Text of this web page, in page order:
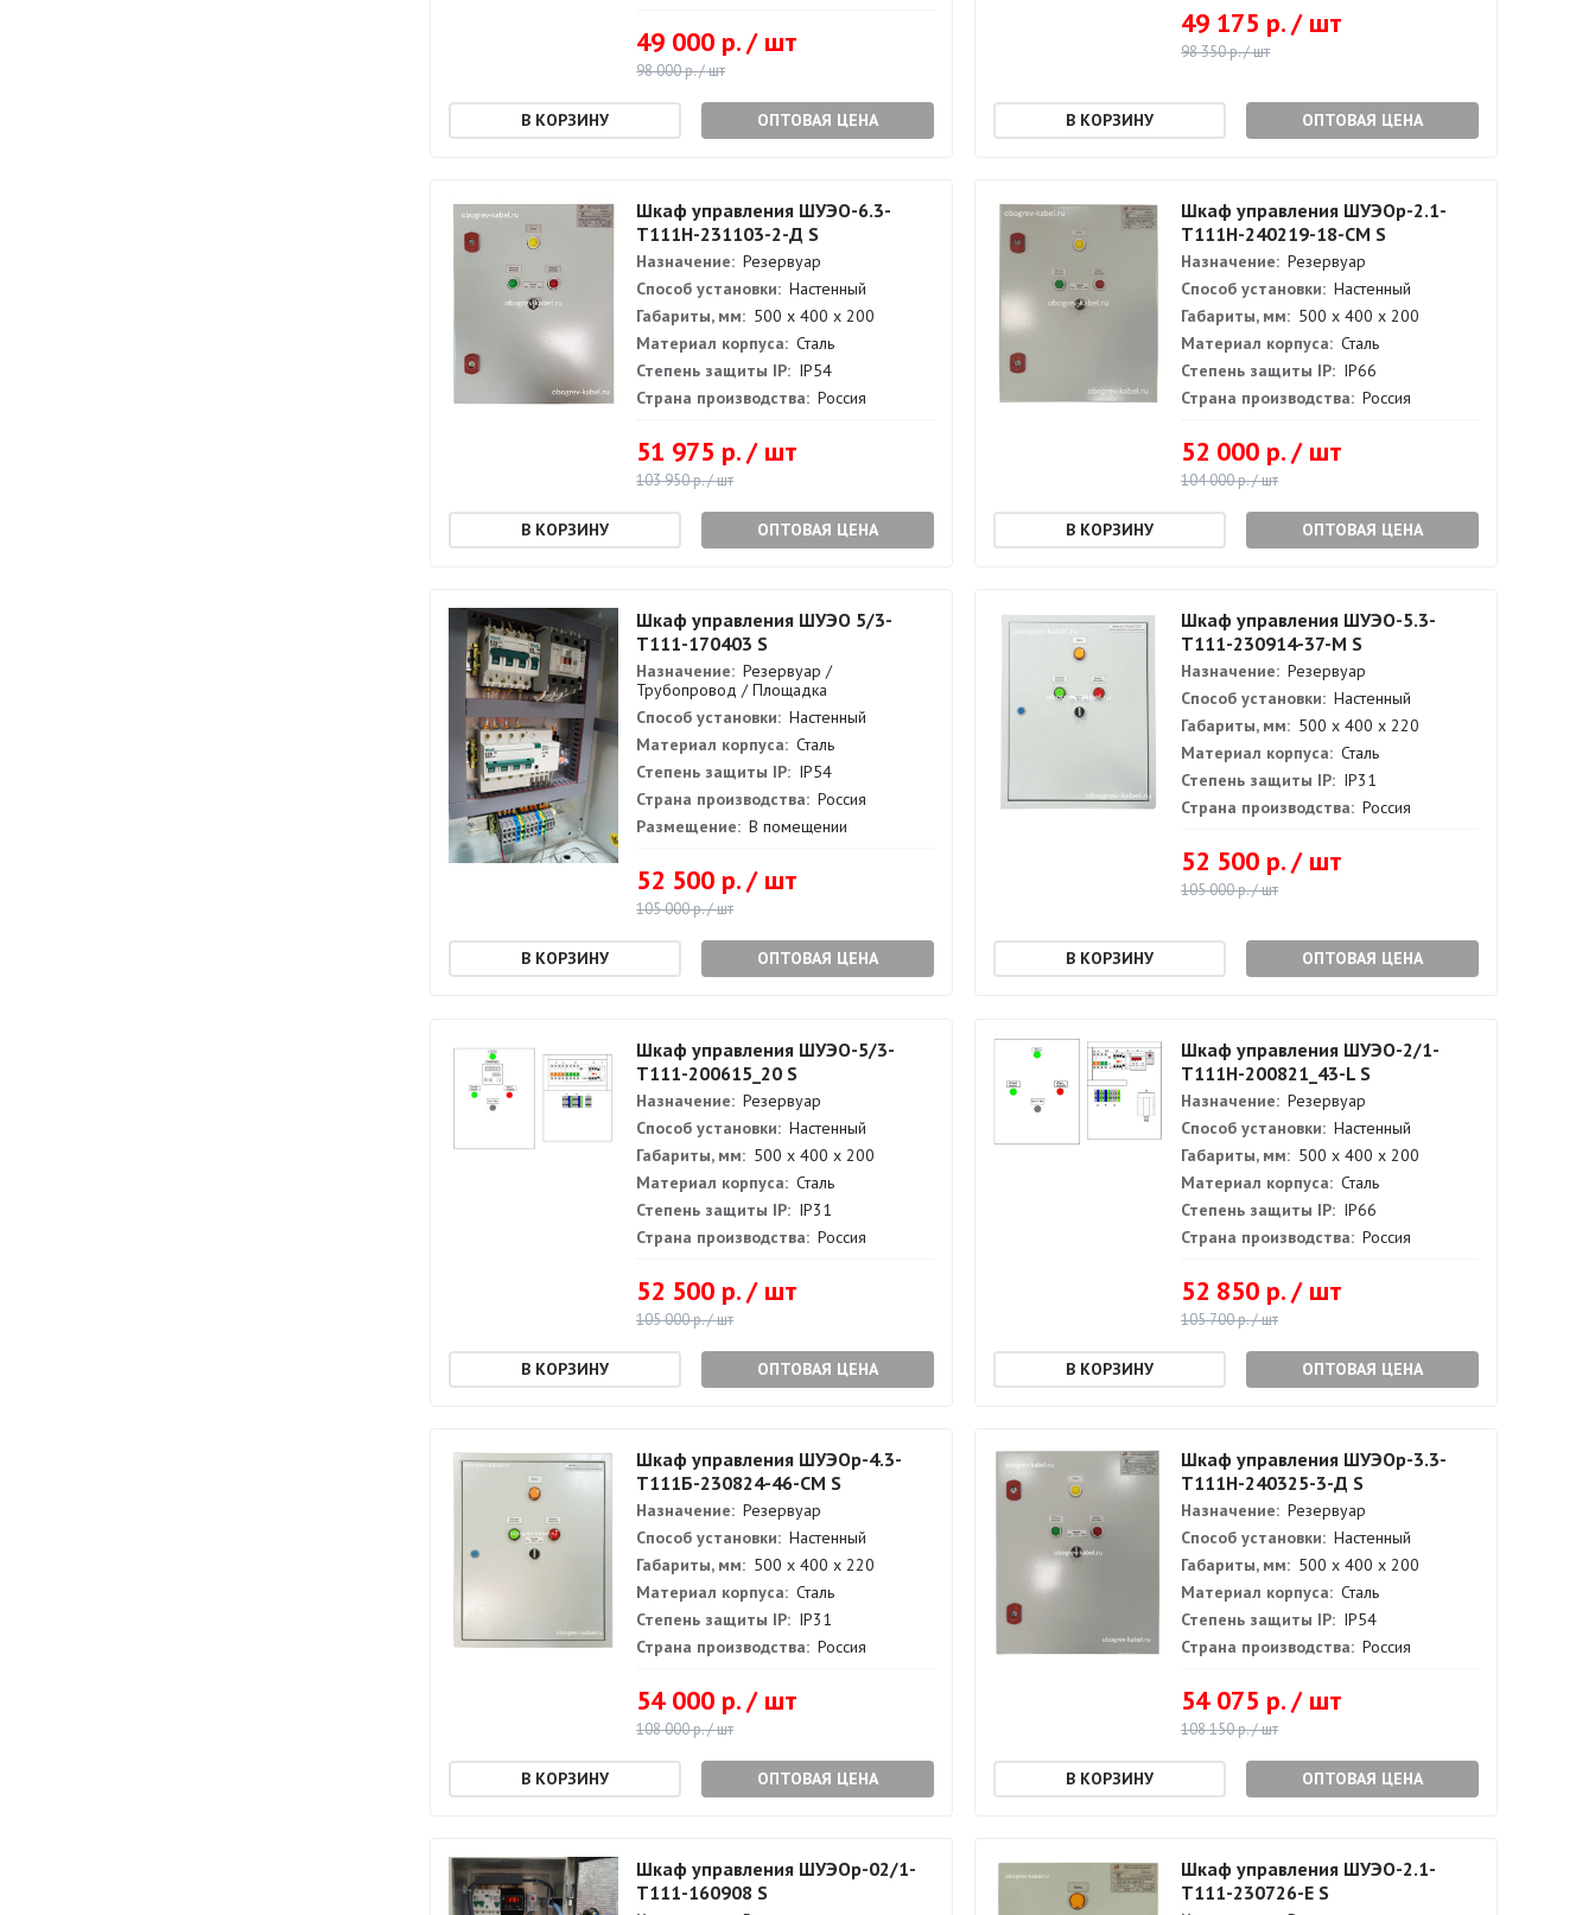
49 000 р. / шт
98 000 р. / шт
ОПТОВАЯ ЦЕНА
49 175 р. / шт
98 350 р. / шт
ОПТОВАЯ ЦЕНА
Шкаф управления ШУЭО-6.3-
Т111Н-231103-2-Д S
Назначение: Резервуар
Способ установки: Настенный
Габариты, мм: 500 х 400 х 200
Материал корпуса: Сталь
Степень защиты IP: IP54
Страна производства: Россия
51 975 р. / шт
103 950 р. / шт
ОПТОВАЯ ЦЕНА
Шкаф управления ШУЭОр-2.1-
Т111Н-240219-18-СМ S
Назначение: Резервуар
Способ установки: Настенный
Габариты, мм: 500 х 400 х 200
Материал корпуса: Сталь
Степень защиты IP: IP66
Страна производства: Россия
52 000 р. / шт
104 000 р. / шт
ОПТОВАЯ ЦЕНА
Шкаф управления ШУЭО 5/3-
Т111-170403 S
Назначение: Резервуар /
Трубопровод / Площадка
Способ установки: Настенный
Материал корпуса: Сталь
Степень защиты IP: IP54
Страна производства: Россия
Размещение: В помещении
52 500 р. / шт
105 000 р. / шт
ОПТОВАЯ ЦЕНА
Шкаф управления ШУЭО-5.3-
Т111-230914-37-М S
Назначение: Резервуар
Способ установки: Настенный
Габариты, мм: 500 х 400 х 220
Материал корпуса: Сталь
Степень защиты IP: IP31
Страна производства: Россия
52 500 р. / шт
105 000 р. / шт
ОПТОВАЯ ЦЕНА
Шкаф управления ШУЭО-5/3-
Т111-200615_20 S
Назначение: Резервуар
Способ установки: Настенный
Габариты, мм: 500 х 400 х 200
Материал корпуса: Сталь
Степень защиты IP: IP31
Страна производства: Россия
52 500 р. / шт
105 000 р. / шт
ОПТОВАЯ ЦЕНА
Шкаф управления ШУЭО-2/1-
Т111Н-200821_43-L S
Назначение: Резервуар
Способ установки: Настенный
Габариты, мм: 500 х 400 х 200
Материал корпуса: Сталь
Степень защиты IP: IP66
Страна производства: Россия
52 850 р. / шт
105 700 р. / шт
ОПТОВАЯ ЦЕНА
Шкаф управления ШУЭОр-4.3-
Т111Б-230824-46-СМ S
Назначение: Резервуар
Способ установки: Настенный
Габариты, мм: 500 х 400 х 220
Материал корпуса: Сталь
Степень защиты IP: IP31
Страна производства: Россия
54 000 р. / шт
108 000 р. / шт
ОПТОВАЯ ЦЕНА
Шкаф управления ШУЭОр-3.3-
Т111Н-240325-3-Д S
Назначение: Резервуар
Способ установки: Настенный
Габариты, мм: 500 х 400 х 200
Материал корпуса: Сталь
Степень защиты IP: IP54
Страна производства: Россия
54 075 р. / шт
108 150 р. / шт
ОПТОВАЯ ЦЕНА
Шкаф управления ШУЭОр-02/1-
Т111-160908 S
Шкаф управления ШУЭО-2.1-
Т111-230726-Е S